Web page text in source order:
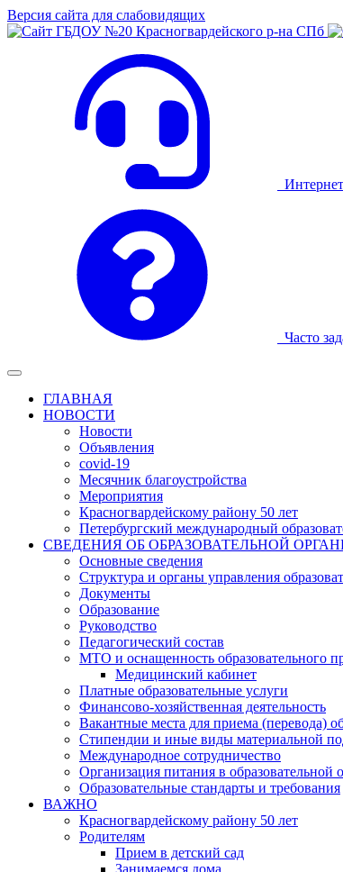
Версия сайта для слабовидящих
Часто
ГЛАВНАЯ
НОВОСТИ
Новости
Объявления
covid-19
Месячник благоустройства
Мероприятия
Красногвардейскому району 50 лет
Петербургский международный
СВЕДЕНИЯ ОБ ОБРАЗОВАТЕЛЬНОЙ
Основные сведения
Структура и органы управления
Документы
Образование
Руководство
Педагогический состав
МТО и оснащенность образовательного
Медицинский кабинет
Платные образовательные услуги
Финансово-хозяйственная деятельность
Вакантные места для приема (перевода)
Стипендии и иные виды материальной
Международное сотрудничество
Организация питания в образовательной
Образовательные стандарты и требования
ВАЖНО
Красногвардейскому району 50 лет
Родителям
Прием в детский сад
Занимаемся дома